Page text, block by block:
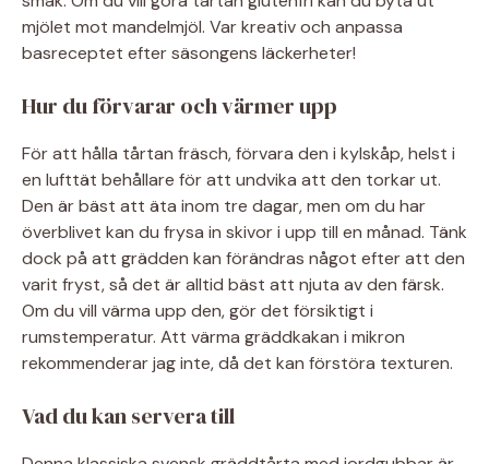
mjölet mot mandelmjöl. Var kreativ och anpassa
basreceptet efter säsongens läckerheter!
Hur du förvarar och värmer upp
För att hålla tårtan fräsch, förvara den i kylskåp, helst i
en lufttät behållare för att undvika att den torkar ut.
Den är bäst att äta inom tre dagar, men om du har
överblivet kan du frysa in skivor i upp till en månad. Tänk
dock på att grädden kan förändras något efter att den
varit fryst, så det är alltid bäst att njuta av den färsk.
Om du vill värma upp den, gör det försiktigt i
rumstemperatur. Att värma gräddkakan i mikron
rekommenderar jag inte, då det kan förstöra texturen.
Vad du kan servera till